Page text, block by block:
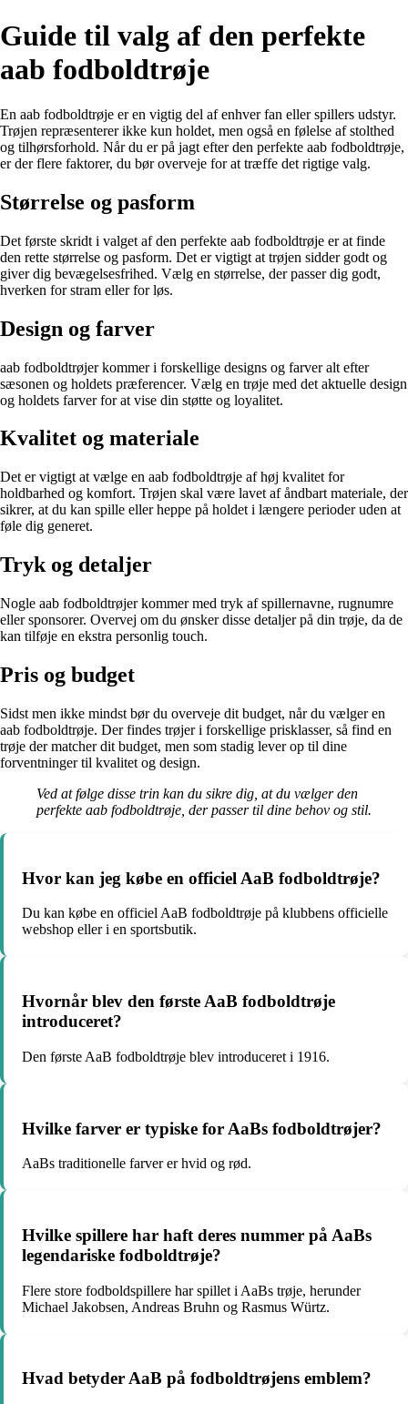
Guide til valg af den perfekte
aab fodboldtrøje
En aab fodboldtrøje er en vigtig del af enhver fan eller spillers udstyr.
Trøjen repræsenterer ikke kun holdet, men også en følelse af stolthed
og tilhørsforhold. Når du er på jagt efter den perfekte aab fodboldtrøje,
er der flere faktorer, du bør overveje for at træffe det rigtige valg.
Størrelse og pasform
Det første skridt i valget af den perfekte aab fodboldtrøje er at finde
den rette størrelse og pasform. Det er vigtigt at trøjen sidder godt og
giver dig bevægelsesfrihed. Vælg en størrelse, der passer dig godt,
hverken for stram eller for løs.
Design og farver
aab fodboldtrøjer kommer i forskellige designs og farver alt efter
sæsonen og holdets præferencer. Vælg en trøje med det aktuelle design
og holdets farver for at vise din støtte og loyalitet.
Kvalitet og materiale
Det er vigtigt at vælge en aab fodboldtrøje af høj kvalitet for
holdbarhed og komfort. Trøjen skal være lavet af åndbart materiale, der
sikrer, at du kan spille eller heppe på holdet i længere perioder uden at
føle dig generet.
Tryk og detaljer
Nogle aab fodboldtrøjer kommer med tryk af spillernavne, rugnumre
eller sponsorer. Overvej om du ønsker disse detaljer på din trøje, da de
kan tilføje en ekstra personlig touch.
Pris og budget
Sidst men ikke mindst bør du overveje dit budget, når du vælger en
aab fodboldtrøje. Der findes trøjer i forskellige prisklasser, så find en
trøje der matcher dit budget, men som stadig lever op til dine
forventninger til kvalitet og design.
Ved at følge disse trin kan du sikre dig, at du vælger den
perfekte aab fodboldtrøje, der passer til dine behov og stil.
Hvor kan jeg købe en officiel AaB fodboldtrøje?
Du kan købe en officiel AaB fodboldtrøje på klubbens officielle
webshop eller i en sportsbutik.
Hvornår blev den første AaB fodboldtrøje
introduceret?
Den første AaB fodboldtrøje blev introduceret i 1916.
Hvilke farver er typiske for AaBs fodboldtrøjer?
AaBs traditionelle farver er hvid og rød.
Hvilke spillere har haft deres nummer på AaBs
legendariske fodboldtrøje?
Flere store fodboldspillere har spillet i AaBs trøje, herunder
Michael Jakobsen, Andreas Bruhn og Rasmus Würtz.
Hvad betyder AaB på fodboldtrøjens emblem?